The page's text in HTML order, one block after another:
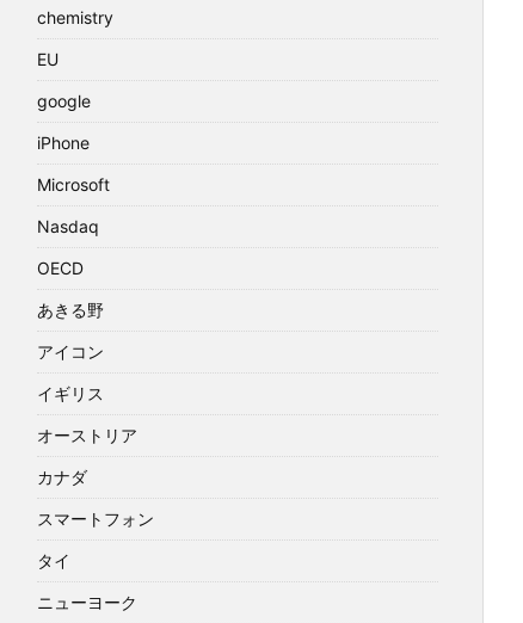
chemistry
EU
google
iPhone
Microsoft
Nasdaq
OECD
あきる野
アイコン
イギリス
オーストリア
カナダ
スマートフォン
タイ
ニューヨーク